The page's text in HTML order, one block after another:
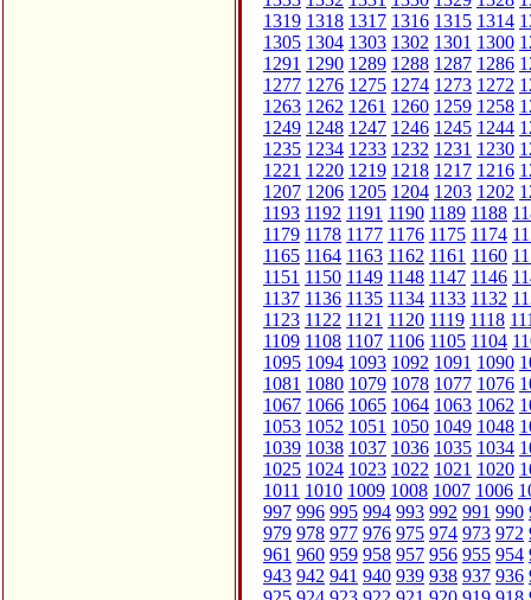
1319 1318 1317 1316 1315 1314
1305 1304 1303 1302 1301 1300
1291 1290 1289 1288 1287 1286
1277 1276 1275 1274 1273 1272
1263 1262 1261 1260 1259 1258
1249 1248 1247 1246 1245 1244
1235 1234 1233 1232 1231 1230
1221 1220 1219 1218 1217 1216
1207 1206 1205 1204 1203 1202
1193 1192 1191 1190 1189 1188
1179 1178 1177 1176 1175 1174
1165 1164 1163 1162 1161 1160
1151 1150 1149 1148 1147 1146
1137 1136 1135 1134 1133 1132
1123 1122 1121 1120 1119 1118
1109 1108 1107 1106 1105 1104
1095 1094 1093 1092 1091 1090
1081 1080 1079 1078 1077 1076
1067 1066 1065 1064 1063 1062
1053 1052 1051 1050 1049 1048
1039 1038 1037 1036 1035 1034
1025 1024 1023 1022 1021 1020
1011 1010 1009 1008 1007 1006
997 996 995 994 993 992 991 990
979 978 977 976 975 974 973 972
961 960 959 958 957 956 955 954
943 942 941 940 939 938 937 936